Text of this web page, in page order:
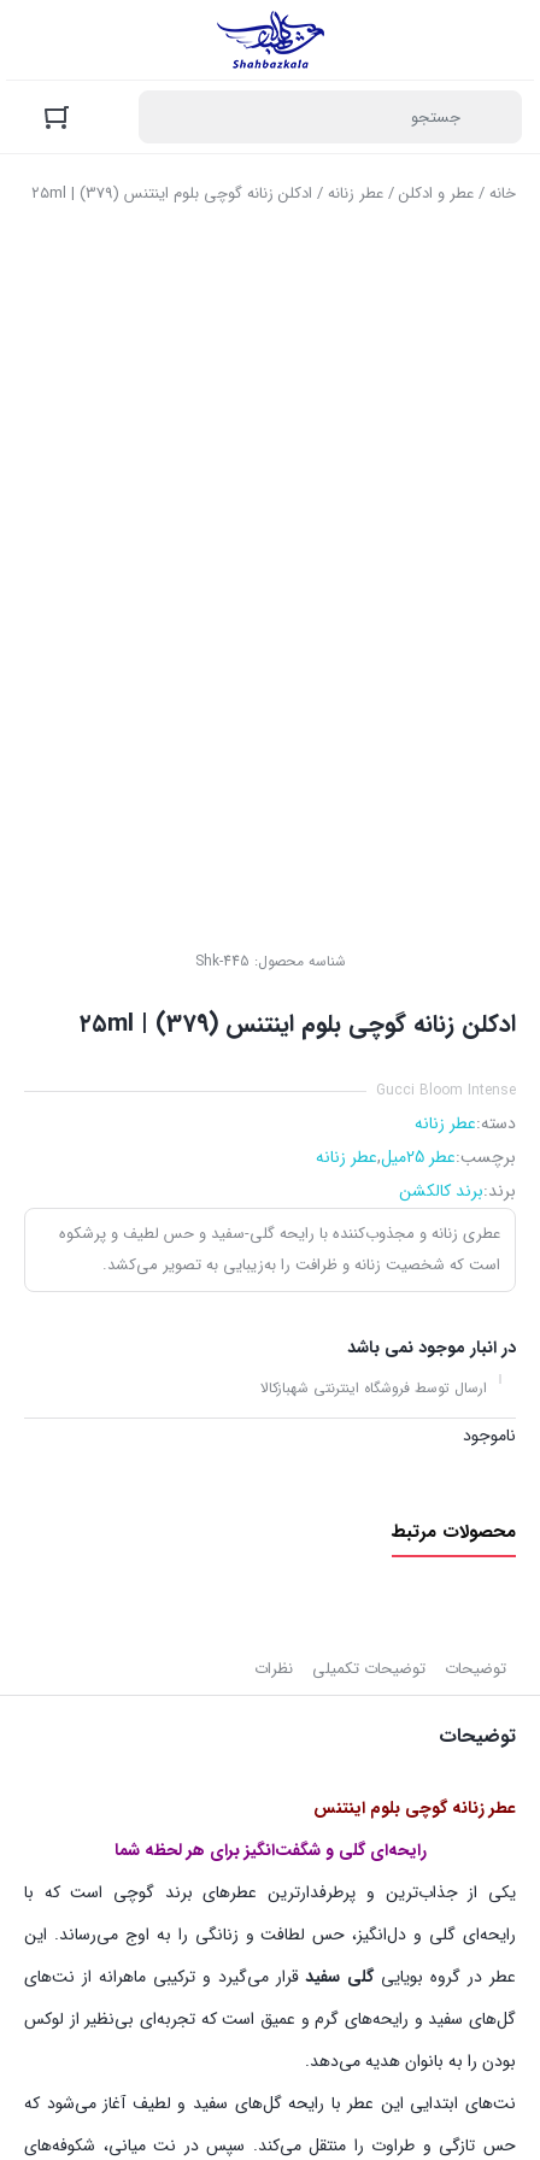
خانه/عطر و ادکلن/عطر زنانه/ ادکلن زنانه گوچی بلوم اینتنس (379) | ۲۵ml
شناسه محصول: Shk-445
ادکلن زنانه گوچی بلوم اینتنس (379) | ۲۵ml
Gucci Bloom Intense
دسته:عطر زنانه
برچسب:عطر 25میل ,عطر زنانه
برند:برند کالکشن
عطری زنانه و مجذوب‌کننده با رایحه گلی-سفید و حس لطیف و پرشکوه
است که شخصیت زنانه و ظرافت را به‌زیبایی به تصویر می‌کشد.
در انبار موجود نمی باشد
ارسال توسط فروشگاه اینترنتی شهبازکالا
ناموجود
محصولات مرتبط
توضیحات توضیحات تکمیلی نظرات
توضیحات
عطر زنانه گوچی بلوم اینتنس
رایحه‌ای گلی و شگفت‌انگیز برای هر لحظه شما
یکی از جذاب‌ترین و پرطرفدارترین عطرهای برند گوچی است که با
رایحه‌ای گلی و دل‌انگیز، حس لطافت و زنانگی را به اوج می‌رساند. این
عطر در گروه بویاییگلی سفیدقرار می‌گیرد و ترکیبی ماهرانه از نت‌های
گل‌های سفید و رایحه‌های گرم و عمیق است که تجربه‌ای بی‌نظیر از لوکس
بودن را به بانوان هدیه می‌دهد.
نت‌های ابتدایی این عطر با رایحه گل‌های سفید و لطیف آغاز می‌شود که
حس تازگی و طراوت را منتقل می‌کند. سپس در نت میانی، شکوفه‌های